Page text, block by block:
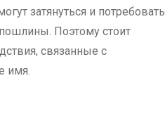
затянуться и потребовать
Поэтому стоит
связанные с
имя.